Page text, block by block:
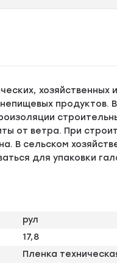
хозяйственных
продуктов.
от ветра. При
В сельском
для упаковки
рул
17,8
Пленка